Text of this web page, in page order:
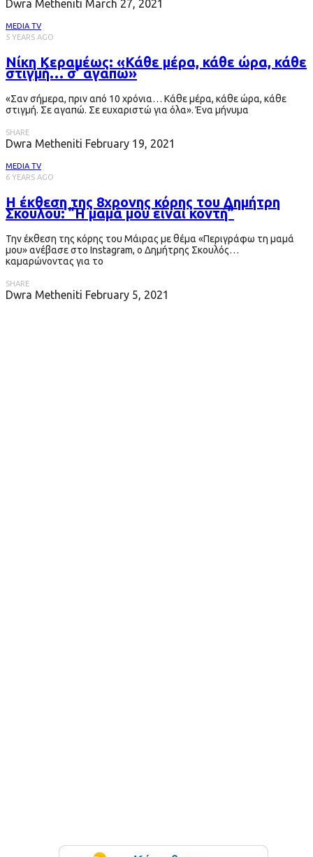
Dwra Metheniti March 27, 2021
MEDIA TV
5 YEARS AGO
Νίκη Κεραμέως: «Κάθε μέρα, κάθε ώρα, κάθε
στιγμή… σ’ αγαπώ»
«Σαν σήμερα, πριν από 10 χρόνια… Κάθε μέρα, κάθε ώρα, κάθε
στιγμή. Σε αγαπώ. Σε ευχαριστώ για όλα». Ένα μήνυμα
SHARE
Dwra Metheniti February 19, 2021
MEDIA TV
6 YEARS AGO
Η έκθεση της 8χρονης κόρης του Δημήτρη
Σκουλού: ”Η μαμά μου είναι κοντή”
Την έκθεση της κόρης του Μάιρας με θέμα «Περιγράφω τη μαμά
μου» ανέβασε στο Instagram, ο Δημήτρης Σκουλός…
καμαρώνοντας για το
SHARE
Dwra Metheniti February 5, 2021